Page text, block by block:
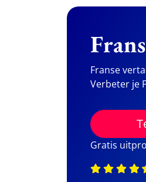
Franse
Verbeter je
Gratis